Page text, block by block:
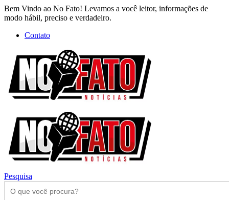
Bem Vindo ao No Fato! Levamos a você leitor, informações de
modo hábil, preciso e verdadeiro.
Contato
Pesquisa